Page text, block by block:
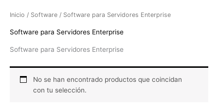
Inicio / Software / Software para Servidores Enterprise
Software para Servidores Enterprise
Software para Servidores Enterprise
No se han encontrado productos que coincidan
con tu selección.